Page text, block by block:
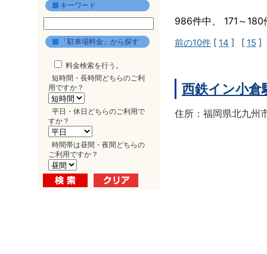
キーワード
「駐車場料金」から探す
料金検索を行う。
短時間・長時間どちらのご利
用ですか？
平日・休日どちらのご利用で
すか？
時間帯は昼間・夜間どちらの
ご利用ですか？
986件中、 171～
前の10件 [ 14 ] [ 15 ]
西鉄イン小倉
住所：福岡県北九州